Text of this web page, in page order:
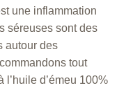
une inflammation
séreuses sont des
autour des
tout
l’huile d’émeu 100%